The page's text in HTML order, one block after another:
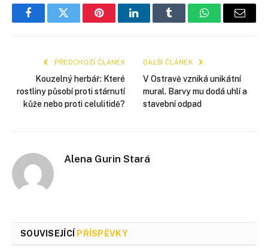
FacebookTwitter PinterestLinkedInTumblr WhatsApp
E-
PŘEDCHOZÍ ČLÁNEK
Kouzelný herbář: Které
rostliny působí proti stárnutí
kůže nebo proti celulitidě?
DALŠÍ ČLÁNEK
V Ostravě vzniká unikátní
mural. Barvy mu dodá uhlí a
stavební odpad
Alena Gurin Stará
SOUVISEJÍCÍ PŘÍSPĚVKY